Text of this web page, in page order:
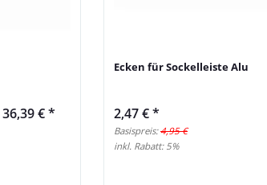
36,39 €*
Ecken für Sockelleiste Alu
2,47 €*
Basispreis:4,95 €
inkl. Rabatt: 5%